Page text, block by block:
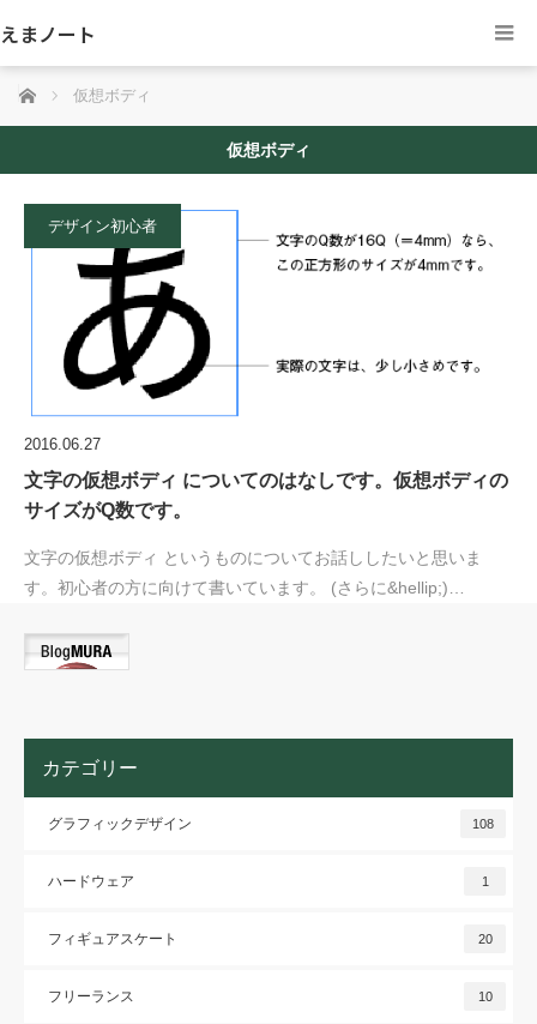
えまノート
ホーム 仮想ボディ
仮想ボディ
デザイン初心者
2016.06.27
文字の仮想ボディ についてのはなしです。仮想ボディの
サイズがQ数です。
文字の仮想ボディ というものについてお話ししたいと思いま
す。初心者の方に向けて書いています。 (さらに&hellip;)…
カテゴリー
グラフィックデザイン 108
ハードウェア 1
フィギュアスケート 20
フリーランス 10